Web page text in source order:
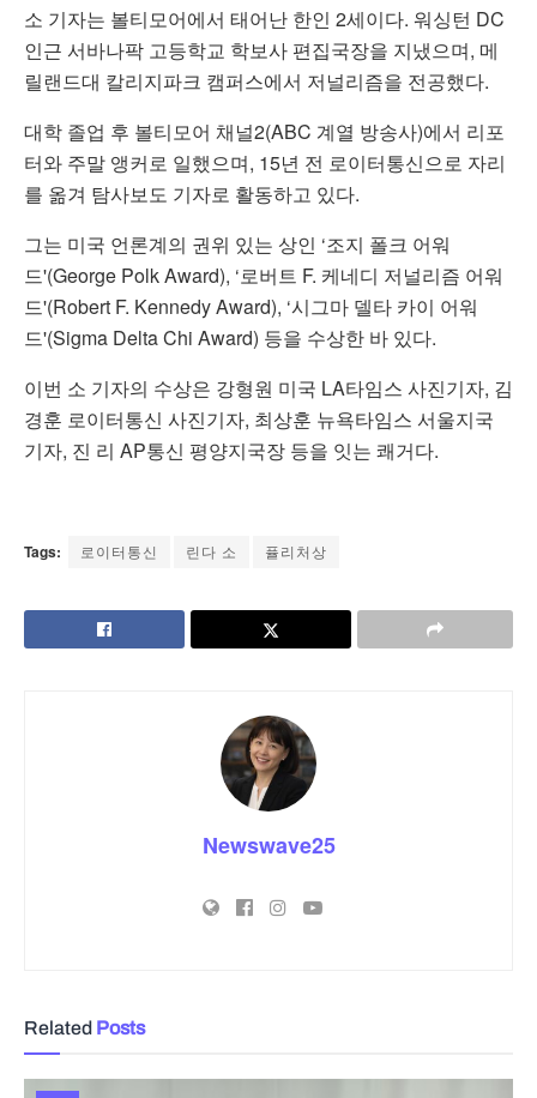
소 기자는 볼티모어에서 태어난 한인 2세이다. 워싱턴 DC
인근 서바나팍 고등학교 학보사 편집국장을 지냈으며, 메
릴랜드대 칼리지파크 캠퍼스에서 저널리즘을 전공했다.
대학 졸업 후 볼티모어 채널2(ABC 계열 방송사)에서 리포
터와 주말 앵커로 일했으며, 15년 전 로이터통신으로 자리
를 옮겨 탐사보도 기자로 활동하고 있다.
그는 미국 언론계의 권위 있는 상인 ‘조지 폴크 어워
드'(George Polk Award), ‘로버트 F. 케네디 저널리즘 어워
드'(Robert F. Kennedy Award), ‘시그마 델타 카이 어워
드'(Sigma Delta Chi Award) 등을 수상한 바 있다.
이번 소 기자의 수상은 강형원 미국 LA타임스 사진기자, 김
경훈 로이터통신 사진기자, 최상훈 뉴욕타임스 서울지국
기자, 진 리 AP통신 평양지국장 등을 잇는 쾌거다.
Tags: 로이터통신 린다 소 퓰리처상
Newswave25
Related Posts